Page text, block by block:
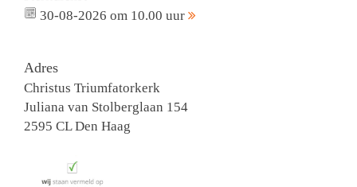
30-08-2026 om 10.00 uur
Adres
Christus Triumfatorkerk
Juliana van Stolberglaan 154
2595 CL Den Haag